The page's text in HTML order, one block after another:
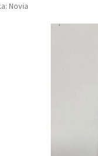
Novia